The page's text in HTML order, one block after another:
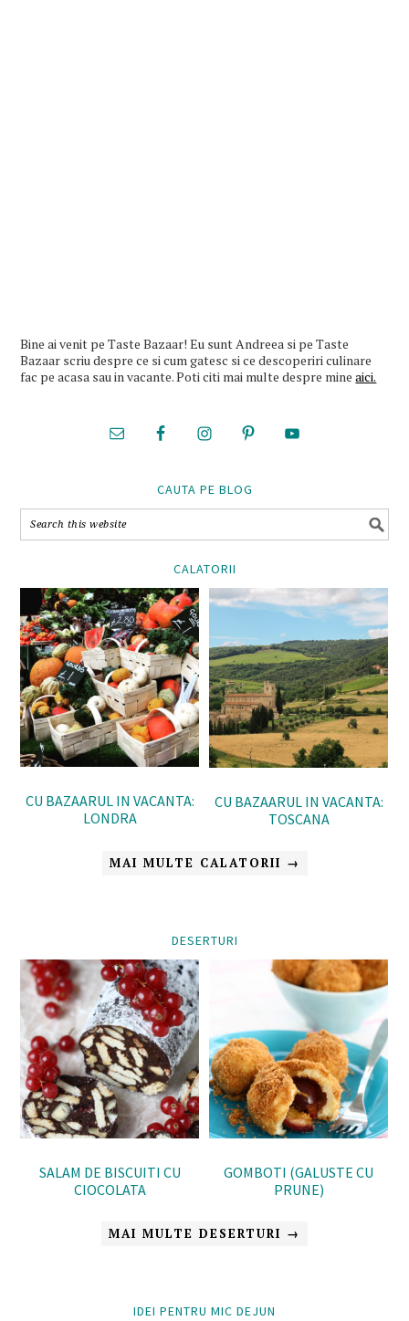
Bine ai venit pe Taste Bazaar! Eu sunt Andreea si pe Taste
Bazaar scriu despre ce si cum gatesc si ce descoperiri culinare
fac pe acasa sau in vacante. Poti citi mai multe despre mineaici.
CAUTA PE BLOG
CALATORII
CU BAZAARUL IN VACANTA:
LONDRA
CU BAZAARUL IN VACANTA:
TOSCANA
MAI MULTE CALATORII →
DESERTURI
SALAM DE BISCUITI CU
CIOCOLATA
GOMBOTI (GALUSTE CU
PRUNE)
MAI MULTE DESERTURI →
IDEI PENTRU MIC DEJUN